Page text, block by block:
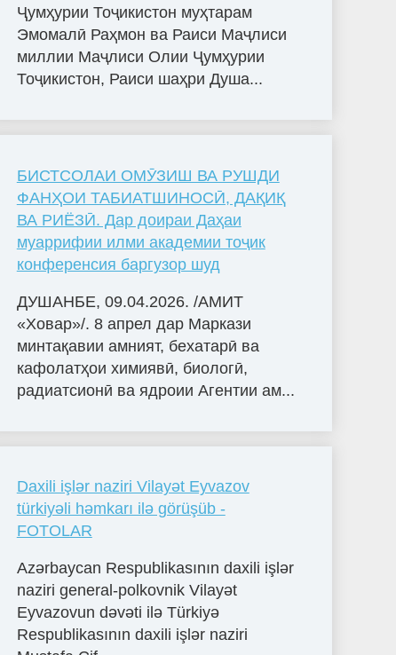
Ҷумҳурии Тоҷикистон муҳтарам
Эмомалӣ Раҳмон ва Раиси Маҷлиси
миллии Маҷлиси Олии Ҷумҳурии
Тоҷикистон, Раиси шаҳри Душа...
БИСТСОЛАИ ОМӮЗИШ ВА РУШДИ
ФАНҲОИ ТАБИАТШИНОСӢ, ДАҚИҚ
ВА РИЁЗӢ. Дар доираи Даҳаи
муаррифии илми академии тоҷик
конференсия баргузор шуд
ДУШАНБЕ, 09.04.2026. /АМИТ
«Ховар»/. 8 апрел дар Маркази
минтақавии амният, бехатарӣ ва
кафолатҳои химиявӣ, биологӣ,
радиатсионӣ ва ядроии Агентии ам...
Daxili işlər naziri Vilayət Eyvazov
türkiyəli həmkarı ilə görüşüb -
FOTOLAR
Azərbaycan Respublikasının daxili işlər
naziri general-polkovnik Vilayət
Eyvazovun dəvəti ilə Türkiyə
Respublikasının daxili işlər naziri